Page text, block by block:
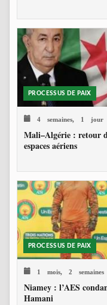
PROCESSUS DE PAIX
4 semaines, 1 jour
Mali–Algérie : retour
espaces aériens
PROCESSUS DE PAIX
1 mois, 2 semaines
Niamey : l’AES
Hamani